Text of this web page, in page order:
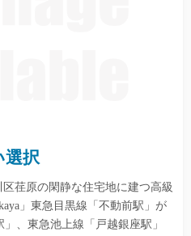
選択
荏原の閑静な住宅地に建つ高級
」東急目黒線「不動前駅」が
、東急池上線「戸越銀座駅」